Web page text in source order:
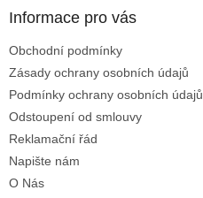
Informace pro vás
Obchodní podmínky
Zásady ochrany osobních údajů
Podmínky ochrany osobních údajů
Odstoupení od smlouvy
Reklamační řád
Napište nám
O Nás